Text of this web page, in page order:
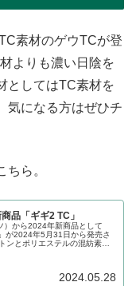
素材のゲウTCが登
よりも濃い日陰を
としてはTC素材を
気になる方はぜひチ
ら。
品「ギギ2 TC」
）から2024年新商品として
が2024年5月31日から発売さ
ンとポリエステルの混紡素材
2024.05.28